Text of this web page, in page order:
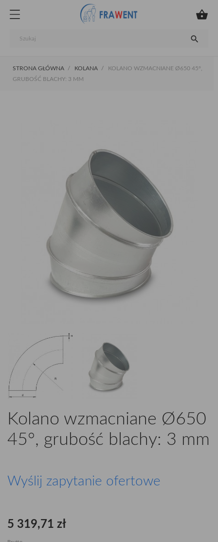


STRONA GŁÓWNA KOLANA
KOLANO WZMACNIANE Ø650 45°,
GRUBOŚĆ BLACHY: 3 MM
Kolano wzmacniane Ø650
45°, grubość blachy: 3 mm
Wyślij zapytanie ofertowe
5 319,71 zł